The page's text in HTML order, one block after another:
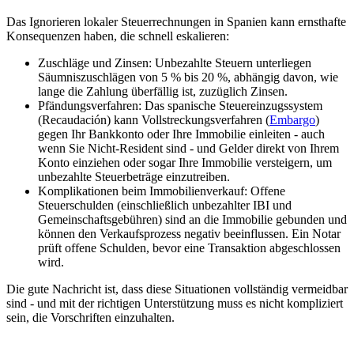
Das Ignorieren lokaler Steuerrechnungen in Spanien kann ernsthafte
Konsequenzen haben, die schnell eskalieren:
Zuschläge und Zinsen: Unbezahlte Steuern unterliegen
Säumniszuschlägen von 5 % bis 20 %, abhängig davon, wie
lange die Zahlung überfällig ist, zuzüglich Zinsen.
Pfändungsverfahren: Das spanische Steuereinzugssystem
(Recaudación) kann Vollstreckungsverfahren (Embargo)
gegen Ihr Bankkonto oder Ihre Immobilie einleiten - auch
wenn Sie Nicht-Resident sind - und Gelder direkt von Ihrem
Konto einziehen oder sogar Ihre Immobilie versteigern, um
unbezahlte Steuerbeträge einzutreiben.
Komplikationen beim Immobilienverkauf: Offene
Steuerschulden (einschließlich unbezahlter IBI und
Gemeinschaftsgebühren) sind an die Immobilie gebunden und
können den Verkaufsprozess negativ beeinflussen. Ein Notar
prüft offene Schulden, bevor eine Transaktion abgeschlossen
wird.
Die gute Nachricht ist, dass diese Situationen vollständig vermeidbar
sind - und mit der richtigen Unterstützung muss es nicht kompliziert
sein, die Vorschriften einzuhalten.